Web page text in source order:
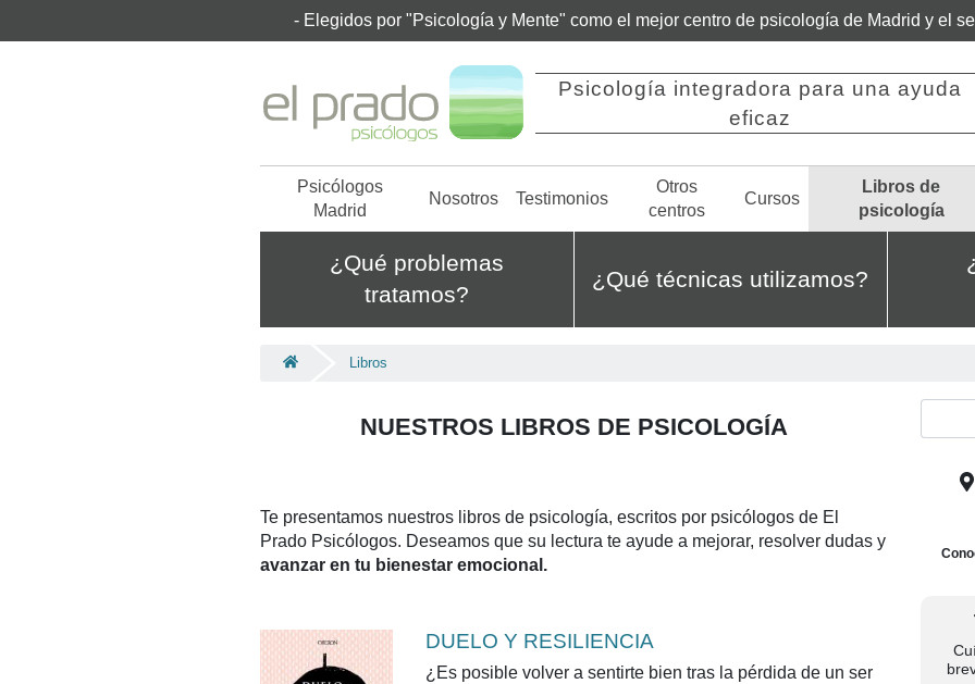
- Elegidos por "Psicología y Mente" como el mejor centro de psicología de Madrid y el
Psicología integradora para una ayuda
eficaz
Psicólogos
Madrid
Nosotros Testimonios
Otros
centros
Cursos
Libros de
psicología
¿Qué problemas
tratamos?
¿Qué técnicas utilizamos?
Libros
NUESTROS LIBROS DE PSICOLOGÍA
Te presentamos nuestros libros de psicología, escritos por psicólogos de El
Prado Psicólogos. Deseamos que su lectura te ayude a mejorar, resolver dudas y
avanzar en tu bienestar emocional.
DUELO Y RESILIENCIA
¿Es posible volver a sentirte bien tras la pérdida de un ser